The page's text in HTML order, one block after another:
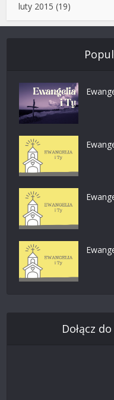
luty 2015 (19)
Dołącz